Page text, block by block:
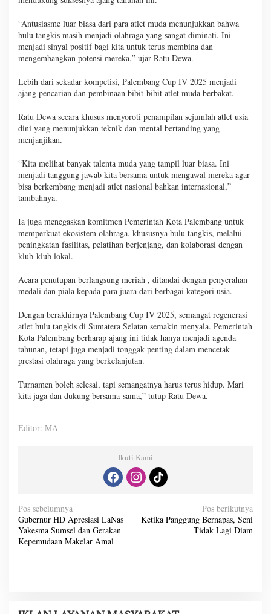
“Antusiasme luar biasa dari para atlet muda menunjukkan bahwa
bulu tangkis masih menjadi olahraga yang sangat diminati. Ini
menjadi sinyal positif bagi kita untuk terus membina dan
mengembangkan potensi mereka,” ujar Ratu Dewa.
Lebih dari sekadar kompetisi, Palembang Cup IV 2025 menjadi
ajang pencarian dan pembinaan bibit-bibit atlet muda berbakat.
Ratu Dewa secara khusus menyoroti penampilan sejumlah atlet usia
dini yang menunjukkan teknik dan mental bertanding yang
menjanjikan.
“Kita melihat banyak talenta muda yang tampil luar biasa. Ini
menjadi tanggung jawab kita bersama untuk mengawal mereka agar
bisa berkembang menjadi atlet nasional bahkan internasional,”
tambahnya.
Ia juga menegaskan komitmen Pemerintah Kota Palembang untuk
memperkuat ekosistem olahraga, khususnya bulu tangkis, melalui
peningkatan fasilitas, pelatihan berjenjang, dan kolaborasi dengan
klub-klub lokal.
Acara penutupan berlangsung meriah , ditandai dengan penyerahan
medali dan piala kepada para juara dari berbagai kategori usia.
Dengan berakhirnya Palembang Cup IV 2025, semangat regenerasi
atlet bulu tangkis di Sumatera Selatan semakin menyala. Pemerintah
Kota Palembang berharap ajang ini tidak hanya menjadi agenda
tahunan, tetapi juga menjadi tonggak penting dalam mencetak
prestasi olahraga yang berkelanjutan.
Turnamen boleh selesai, tapi semangatnya harus terus hidup. Mari
kita jaga dan dukung bersama-sama,” tutup Ratu Dewa.
Editor: MA
Ikuti Kami
N
a
v
Pos sebelumnya
Gubernur HD Apresiasi LaNas
Yakesma Sumsel dan Gerakan
Kepemudaan Makelar Amal
Pos berikutnya
Ketika Panggung Bernapas, Seni
Tidak Lagi Diam